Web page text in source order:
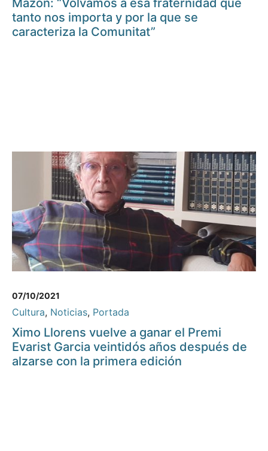
Mazón: “Volvamos a esa fraternidad que
tanto nos importa y por la que se
caracteriza la Comunitat”
07/10/2021
Cultura, Noticias, Portada
Ximo Llorens vuelve a ganar el Premi
Evarist Garcia veintidós años después de
alzarse con la primera edición